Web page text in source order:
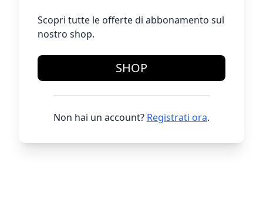
Scopri tutte le offerte di abbonamento sul
nostro shop.
SHOP
Non hai un account? Registrati ora.